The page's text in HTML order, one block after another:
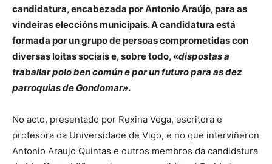
candidatura, encabezada por Antonio Araújo, para as
vindeiras eleccións municipais. A candidatura está
formada por un grupo de persoas comprometidas con
diversas loitas sociais e, sobre todo, «dispostas a
traballar polo ben común e por un futuro para as dez
parroquias de Gondomar».
No acto, presentado por Rexina Vega, escritora e
profesora da Universidade de Vigo, e no que interviñeron
Antonio Araujo Quintas e outros membros da candidatura